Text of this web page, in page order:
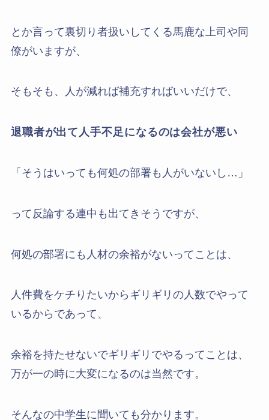
とか言って裏切り者扱いしてくる馬鹿な上司や同
僚がいますが、
そもそも、人が減れば補充すればいいだけで、
退職者が出て人手不足になるのは会社が悪い
「そうはいっても何処の部署も人がいないし…」
って反論する連中も出てきそうですが、
何処の部署にも人材の余裕がないってことは、
人件費をケチりたいからギリギリの人数でやって
いるからであって、
余裕を持たせないでギリギリでやるってことは、
万が一の時に大変になるのは当然です。
そんなの中学生に聞いても分かります。